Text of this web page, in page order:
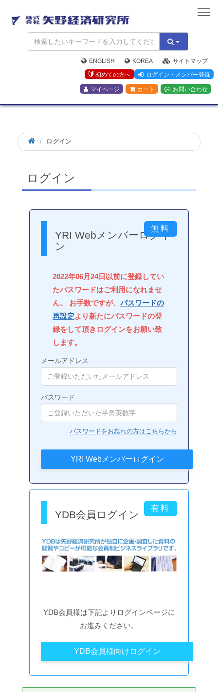
矢
野
経
済
研
究
所
ENGLISH KOREA
サイトマップ
初めての方へ
ログイン・メンバー登録
マイページ カート お問い合わせ
ログイン
ログイン
YRI Webメンバーログイ
ン
2022年06月24日以前に登録してい
たパスワードはご利用になれませ
ん。 お手数ですが、 パスワードの
再設定より新たにパスワードの登
録をして頂きログインをお願い致
します。
メールアドレス
パスワード
パスワードをお忘れの方はこちらから
YDB会員ログイン
YDB会員様は下記よりログインページに
お進みください。
YDB会員様向けログイン